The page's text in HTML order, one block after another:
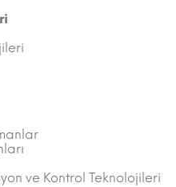
ve Kontrol Teknolojileri